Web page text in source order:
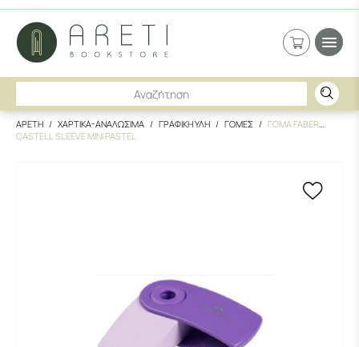
ΑΡΕΤΗ ΧΑΡΤΙΚΑ-ΑΝΑΛΩΣΙΜΑ ΓΡΑΦΙΚΗ ΥΛΗ ΓΟΜΕΣ
ΓΟΜΑ FABER
CASTELL SLEEVE MINI PASTEL